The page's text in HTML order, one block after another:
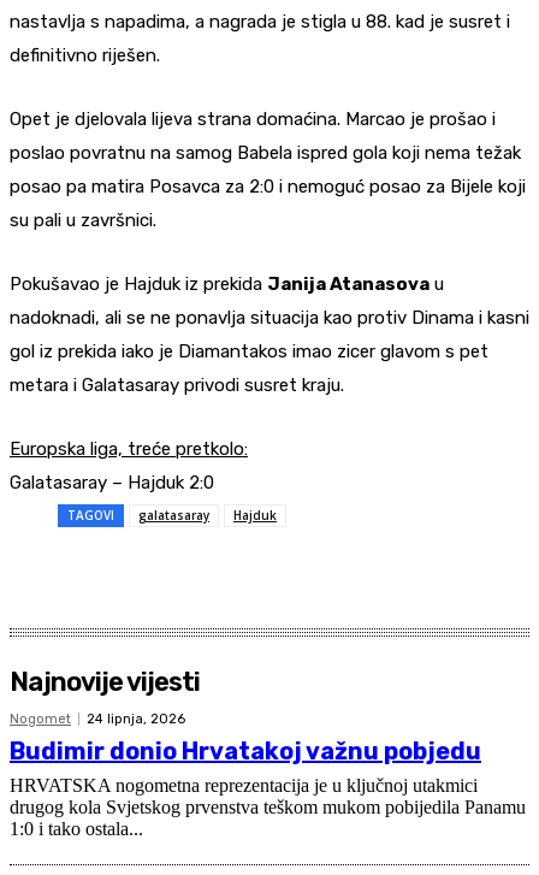
nastavlja s napadima, a nagrada je stigla u 88. kad je susret i
definitivno riješen.
Opet je djelovala lijeva strana domaćina. Marcao je prošao i
poslao povratnu na samog Babela ispred gola koji nema težak
posao pa matira Posavca za 2:0 i nemoguć posao za Bijele koji
su pali u završnici.
Pokušavao je Hajduk iz prekida Janija Atanasova u
nadoknadi, ali se ne ponavlja situacija kao protiv Dinama i kasni
gol iz prekida iako je Diamantakos imao zicer glavom s pet
metara i Galatasaray privodi susret kraju.
Europska liga, treće pretkolo:
Galatasaray – Hajduk 2:0
TAGOVI galatasaray Hajduk
Najnovije vijesti
Nogomet 24 lipnja, 2026
Budimir donio Hrvatakoj važnu pobjedu
HRVATSKA nogometna reprezentacija je u ključnoj utakmici
drugog kola Svjetskog prvenstva teškom mukom pobijedila Panamu
1:0 i tako ostala...